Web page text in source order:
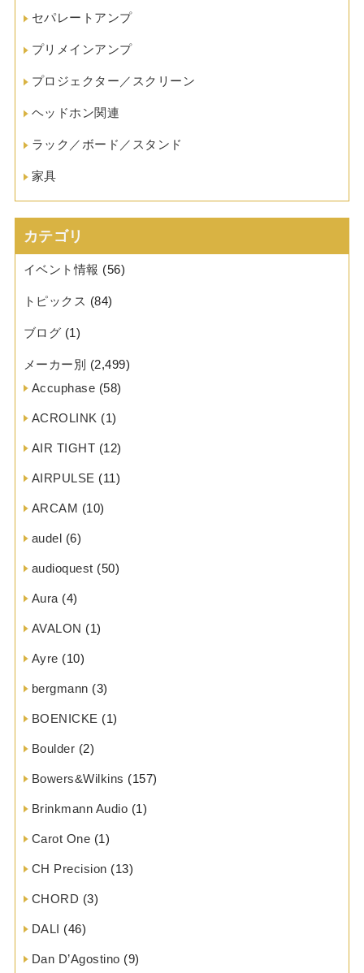
セパレートアンプ
プリメインアンプ
プロジェクター／スクリーン
ヘッドホン関連
ラック／ボード／スタンド
家具
カテゴリ
イベント情報 (56)
トピックス (84)
ブログ (1)
メーカー別 (2,499)
Accuphase (58)
ACROLINK (1)
AIR TIGHT (12)
AIRPULSE (11)
ARCAM (10)
audel (6)
audioquest (50)
Aura (4)
AVALON (1)
Ayre (10)
bergmann (3)
BOENICKE (1)
Boulder (2)
Bowers&Wilkins (157)
Brinkmann Audio (1)
Carot One (1)
CH Precision (13)
CHORD (3)
DALI (46)
Dan D’Agostino (9)